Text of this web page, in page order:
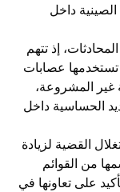
داخل
إذ تتهم
تستخدمها عصابات
غير المشروعة،
الحساسية داخل
القضية لزيادة
من القوائم
على تعاونها في